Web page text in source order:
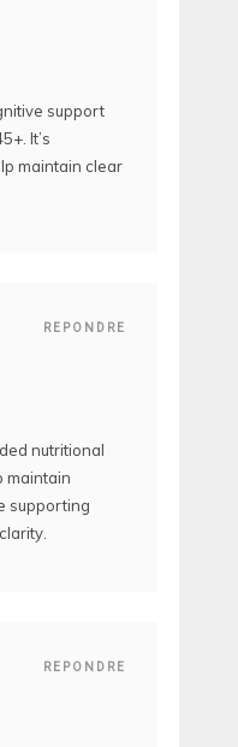
support
It’s
maintain clear
REPONDRE
nutritional
maintain
supporting
REPONDRE